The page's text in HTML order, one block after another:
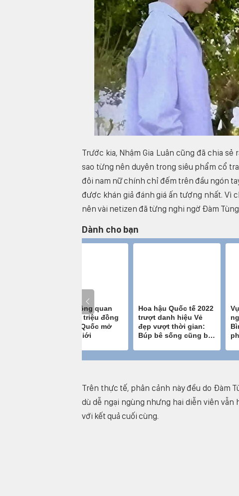
Trước kia, Nhậm Gia Luân cũng đã chia
sao từng nên duyên trong siêu phẩm cổ
đôi nam nữ chính chỉ đếm trên đầu ngón
được khán giả đánh giá ấn tượng nhất. Vì
nên vài netizen đã từng nghi ngờ Đàm
Dành cho bạn
Trên thực tế, phân cảnh này đều do Đàm
dù dễ ngại ngùng nhưng hai diễn viên
với kết quả cuối cùng.